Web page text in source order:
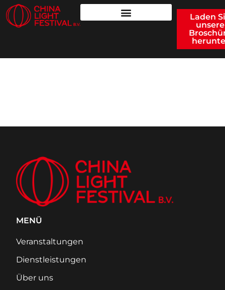
Laden
unsere
MENÜ
Veranstaltungen
Dienstleistungen
Über uns